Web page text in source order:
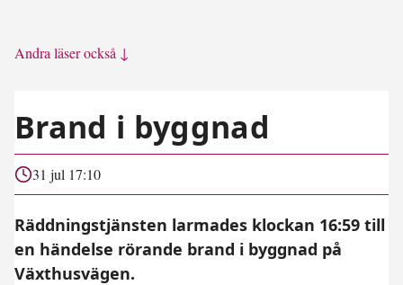
Andra läser också ↓
Brand i byggnad
31 jul 17:10
Räddningstjänsten larmades klockan 16:59 till
en händelse rörande brand i byggnad på
Växthusvägen.